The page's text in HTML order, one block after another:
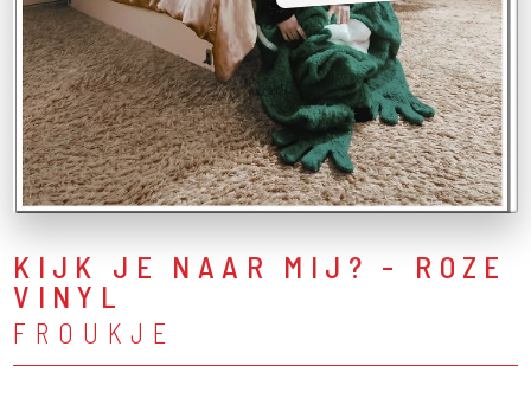
KIJK JE NAAR MIJ? - ROZE
VINYL
FROUKJE